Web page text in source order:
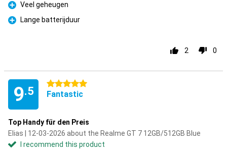
Pro
Veel geheugen
Pro
Lange batterijduur
2 0
9.5
5 stars
Fantastic
Top Handy für den Preis
Elias | 12-03-2026 about the Realme GT 7 12GB/512GB Blue
I recommend this product